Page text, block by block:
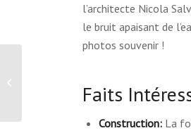
l’architecte Nicola
le bruit apaisant de
photos souvenir !
Faits
Construction: La